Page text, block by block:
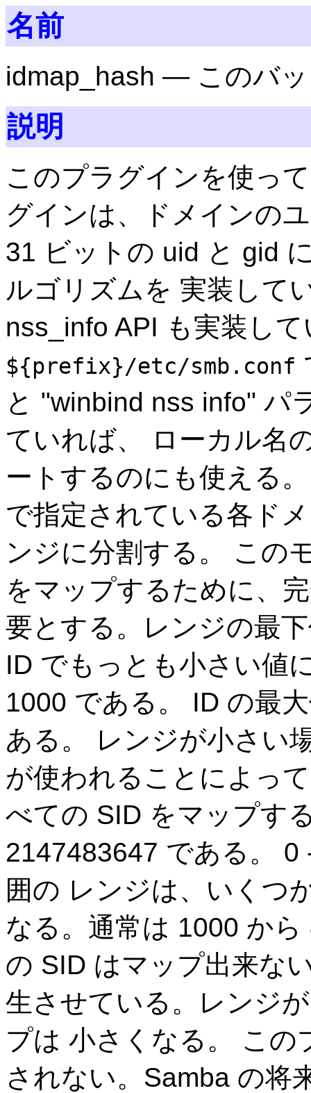
名前
idmap_hash — このバ
説明
このプラグインを使っ
グインは、ドメインの
31 ビットの uid と gid
ルゴリズムを 実装して
nss_info API も実装し
${prefix}/etc/smb.conf
と "winbind nss info" パ
ていれば、 ローカル名
ートするのにも使える
で指定されている各ド
ンジに分割する。 この
をマップするために、
要とする。レンジの最
ID でもっとも小さい値
1000 である。 ID の最
ある。 レンジが小さい
が使われることによっ
べての SID をマップす
2147483647 である。
囲の レンジは、いくつ
なる。通常は 1000 か
の SID はマップ出来な
生させている。レンジ
プは 小さくなる。 この
されない。Samba の将